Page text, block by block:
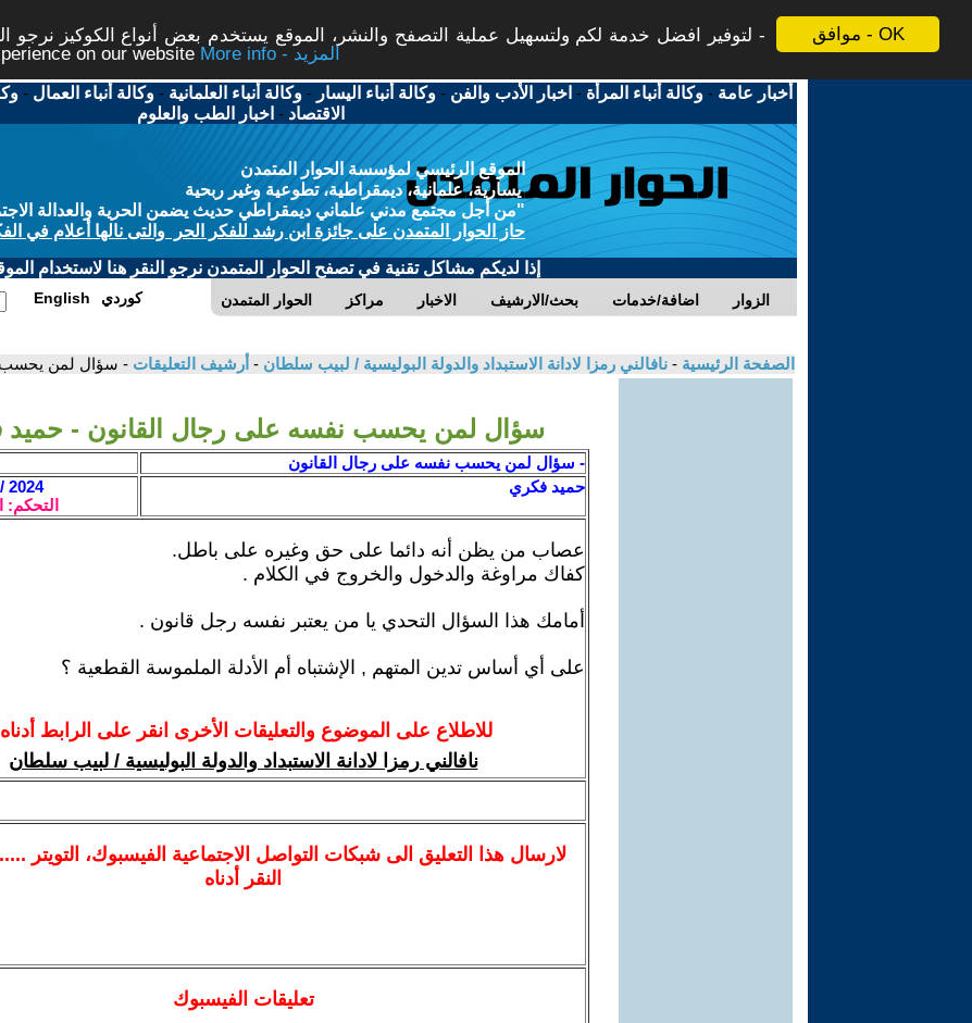
موافق - OK
لتوفير افضل خدمة لكم ولتسهيل عملية التصفح والنشر، الموقع يستخدم بعض أنواع الكوكيز نرجو
on our website
More info - المزيد
أخبار عامة -وكالة أنباء المرأة - اخبار الأدب والفن -وكالة أنباء اليسار -وكالة أنباء العلمانية -وكالة أنباء العمال -
الاقتصاد - اخبار الطب والعلوم
الموقع الرئيسي لمؤسسة الحوار المتمدن
يسارية، علمانية، ديمقراطية، تطوعية وغير ربحية
"من أجل مجتمع مدني علماني ديمقراطي حديث يضمن الحرية والعدالة
حاز الحوار المتمدن على جائزة ابن رشد للفكر الحر والتى نالها أعلام في
إذا لديكم مشاكل تقنية في تصفح الحوار المتمدن نرجو النقر هنا لاستخدام
الحوار المتمدن مراكز الاخبار بحث/الارشيف اضافة/خدمات الزوار English كوردي
الصفحة الرئيسية - نافالني رمزا لادانة الاستبداد والدولة البوليسية / لبيب سلطان - أرشيف التعليقات - سؤال لمن يحسب
سؤال لمن يحسب نفسه على رجال القانون - حميد
- سؤال لمن يحسب نفسه على رجال القانون
حميد فكري
2024 / 2 / 25 - 15:24
التحكم:
عصاب من يظن أنه دائما على حق وغيره على باطل.
كفاك مراوغة والدخول والخروج في الكلام .
أمامك هذا السؤال التحدي يا من يعتبر نفسه رجل قانون .
على أي أساس تدين المتهم , الإشتباه أم الأدلة الملموسة القطعية ؟
للاطلاع على الموضوع والتعليقات الأخرى انقر على الرابط
نافالني رمزا لادانة الاستبداد والدولة البوليسية / لبيب سلطان
لارسالهذا التعليق الى شبكات التواصل الاجتماعية الفيسبوك، التويتر
النقر أدناه
تعليقات الفيسبوك